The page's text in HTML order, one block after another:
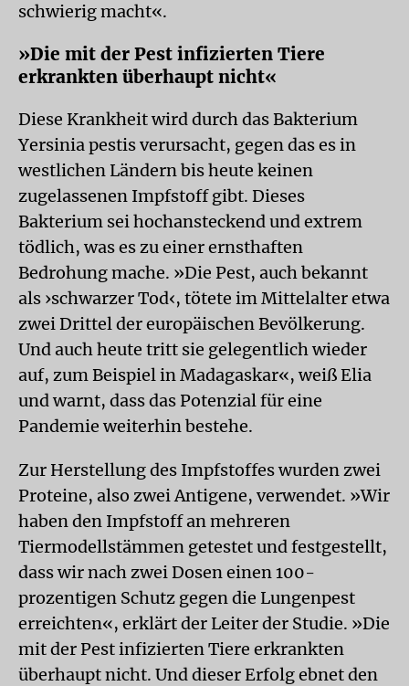
schwierig macht«.
»Die mit der Pest infizierten Tiere
erkrankten überhaupt nicht«
Diese Krankheit wird durch das Bakterium
Yersinia pestis verursacht, gegen das es in
westlichen Ländern bis heute keinen
zugelassenen Impfstoff gibt. Dieses
Bakterium sei hochansteckend und extrem
tödlich, was es zu einer ernsthaften
Bedrohung mache. »Die Pest, auch bekannt
als ›schwarzer Tod‹, tötete im Mittelalter etwa
zwei Drittel der europäischen Bevölkerung.
Und auch heute tritt sie gelegentlich wieder
auf, zum Beispiel in Madagaskar«, weiß Elia
und warnt, dass das Potenzial für eine
Pandemie weiterhin bestehe.
Zur Herstellung des Impfstoffes wurden zwei
Proteine, also zwei Antigene, verwendet. »Wir
haben den Impfstoff an mehreren
Tiermodellstämmen getestet und festgestellt,
dass wir nach zwei Dosen einen 100-
prozentigen Schutz gegen die Lungenpest
erreichten«, erklärt der Leiter der Studie. »Die
mit der Pest infizierten Tiere erkrankten
überhaupt nicht. Und dieser Erfolg ebnet den